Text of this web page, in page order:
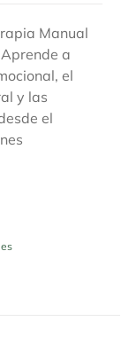
Manual
a
el
y las
el